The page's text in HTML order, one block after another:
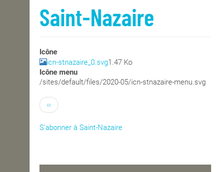
L'ÉCOLE
ENSEIGNEMENT
INTERNATIONAL
COURS PUBLICS
Saint-Nazaire
Icône
icn-stnazaire_0.svg1.47 Ko
Icône menu
/sites/default/files/2020-05/icn-stnazaire-menu.svg
‹‹
S'abonner à Saint-Nazaire